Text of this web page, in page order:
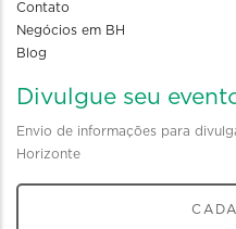
Contato
Negócios em BH
Blog
Divulgue seu
Envio de informações para
Horizonte